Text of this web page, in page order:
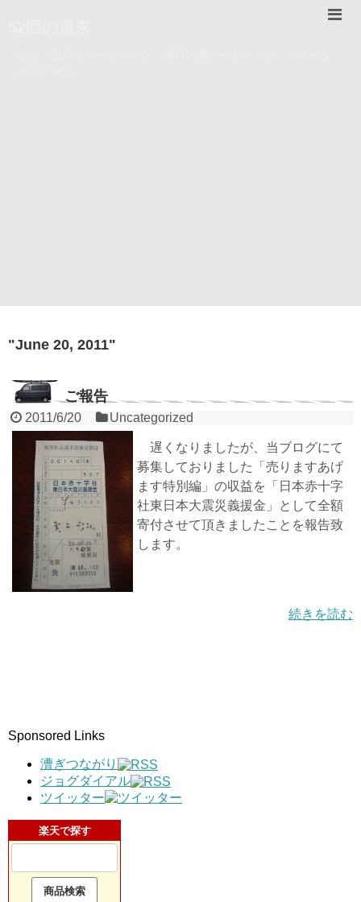
"June 20, 2011"
ご報告
2011/6/20 Uncategorized
遅くなりましたが、当ブログにて
募集しておりました「売りますあげ
ます特別編」の収益を「日本赤十字
社東日本大震災義援金」として全額
寄付させて頂きましたことを報告致
します。
続きを読む
Sponsored Links
漕ぎつながり
ジョグダイアル
ツイッター
楽天で探す